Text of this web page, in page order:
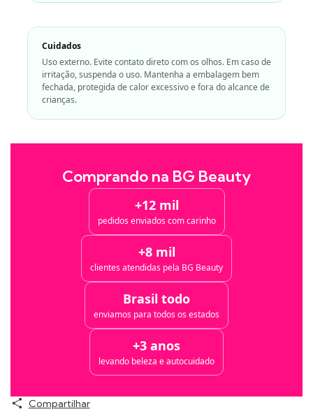
Cuidados
Uso externo. Evite contato direto com os olhos. Em caso de
irritação, suspenda o uso. Mantenha a embalagem bem
fechada, protegida de calor excessivo e fora do alcance de
crianças.
Comprando na BG Beauty
+12 mil
pedidos enviados com carinho
+8 mil
clientes atendidas pela BG Beauty
Brasil todo
enviamos para todos os estados
+3 anos
levando beleza e autocuidado
Compartilhar